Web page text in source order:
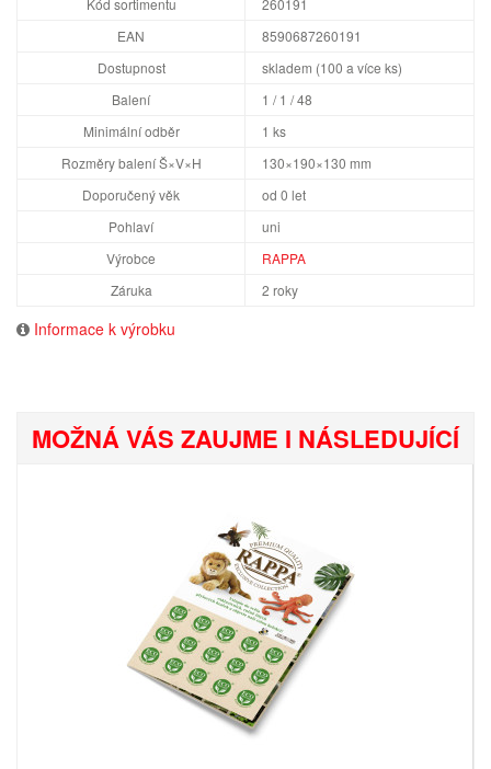
Kód sortimentu
260191
EAN
8590687260191
Dostupnost
skladem (100 a více ks)
Balení
1 / 1 / 48
Minimální odběr
1 ks
Rozměry balení Š×V×H
130×190×130 mm
Doporučený věk
od 0 let
Pohlaví
uni
Výrobce
RAPPA
Záruka
2 roky
Informace k výrobku
MOŽNÁ VÁS ZAUJME I NÁSLEDUJÍCÍ